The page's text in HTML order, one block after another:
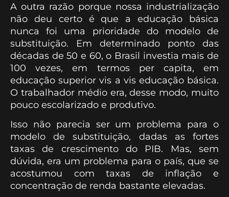
A outra razão porque nossa industrialização
não deu certo é que a educação básica
nunca foi uma prioridade do modelo de
substituição. Em determinado ponto das
décadas de 50 e 60, o Brasil investia mais de
100 vezes, em termos per capita, em
educação superior vis a vis educação básica.
O trabalhador médio era, desse modo, muito
pouco escolarizado e produtivo.
Isso não parecia ser um problema para o
modelo de substituição, dadas as fortes
taxas de crescimento do PIB. Mas, sem
dúvida, era um problema para o país, que se
acostumou com taxas de inflação e
concentração de renda bastante elevadas.